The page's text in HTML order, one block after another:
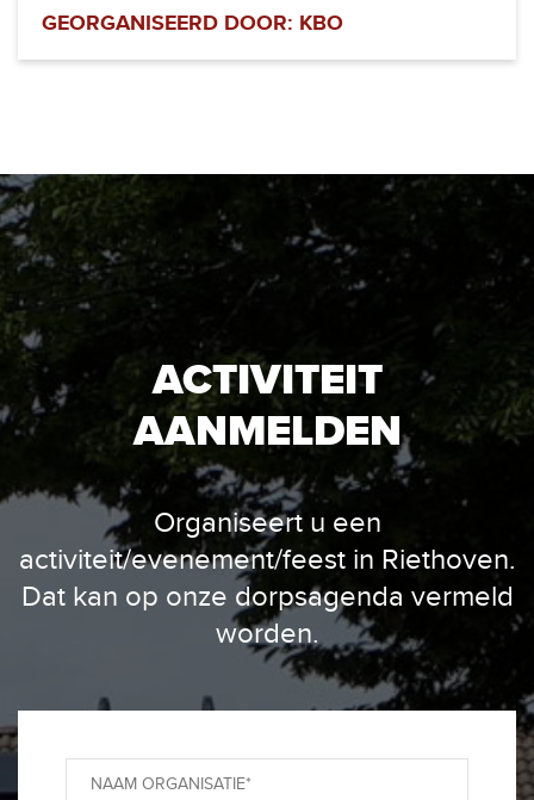
GEORGANISEERD DOOR: KBO
ACTIVITEIT
AANMELDEN
Organiseert u een
activiteit/evenement/feest in Riethoven.
Dat kan op onze dorpsagenda vermeld
worden.